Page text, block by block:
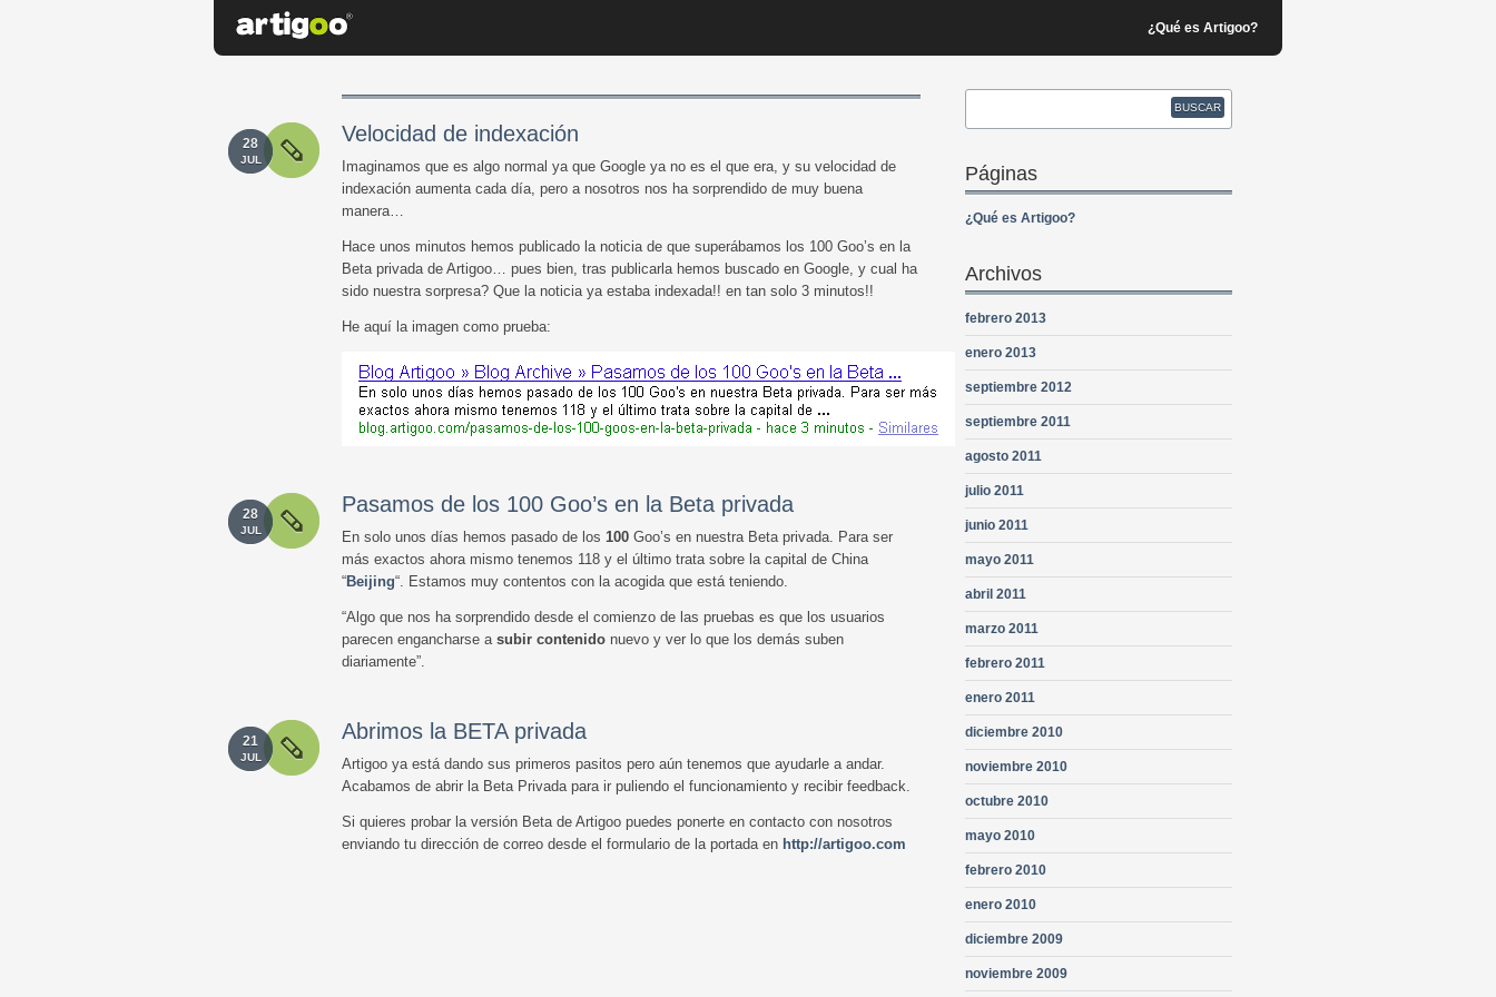
¿Qué es Artigoo?
28
JUL
Velocidad de indexación
Imaginamos que es algo normal ya que Google ya no es el que era, y su velocidad de
indexación aumenta cada día, pero a nosotros nos ha sorprendido de muy buena
manera…
Hace unos minutos hemos publicado la noticia de que superábamos los 100 Goo’s en la
Beta privada de Artigoo… pues bien, tras publicarla hemos buscado en Google, y cual ha
sido nuestra sorpresa? Que la noticia ya estaba indexada!! en tan solo 3 minutos!!
He aquí la imagen como prueba:
28
JUL
Pasamos de los 100 Goo’s en la Beta privada
En solo unos días hemos pasado de los 100 Goo’s en nuestra Beta privada. Para ser
más exactos ahora mismo tenemos 118 y el último trata sobre la capital de China
“Beijing“. Estamos muy contentos con la acogida que está teniendo.
“Algo que nos ha sorprendido desde el comienzo de las pruebas es que los usuarios
parecen engancharse a subir contenido nuevo y ver lo que los demás suben
diariamente”.
21
JUL
Abrimos la BETA privada
Artigoo ya está dando sus primeros pasitos pero aún tenemos que ayudarle a andar.
Acabamos de abrir la Beta Privada para ir puliendo el funcionamiento y recibir feedback.
Si quieres probar la versión Beta de Artigoo puedes ponerte en contacto con nosotros
enviando tu dirección de correo desde el formulario de la portada en http://artigoo.com
Páginas
¿Qué es Artigoo?
Archivos
febrero 2013
enero 2013
septiembre 2012
septiembre 2011
agosto 2011
julio 2011
junio 2011
mayo 2011
abril 2011
marzo 2011
febrero 2011
enero 2011
diciembre 2010
noviembre 2010
octubre 2010
mayo 2010
febrero 2010
enero 2010
diciembre 2009
noviembre 2009